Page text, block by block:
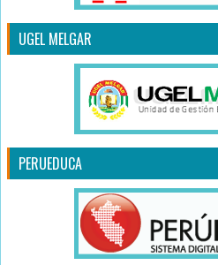
UGEL MELGAR
PERUEDUCA